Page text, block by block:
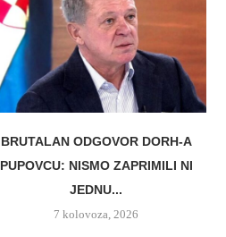
BRUTALAN ODGOVOR DORH-A
PUPOVCU: NISMO ZAPRIMILI NI
JEDNU...
7 kolovoza, 2026